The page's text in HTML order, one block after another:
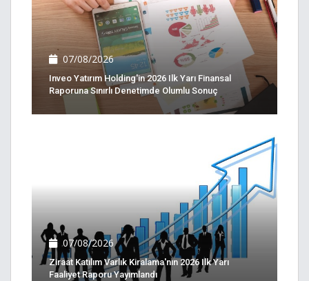
07/08/2026
Inveo Yatırım Holding'in 2026 Ilk Yarı Finansal
Raporuna Sınırlı Denetimde Olumlu Sonuç
07/08/2026
Ziraat Katılım Varlık Kiralama'nın 2026 Ilk Yarı
Faaliyet Raporu Yayımlandı